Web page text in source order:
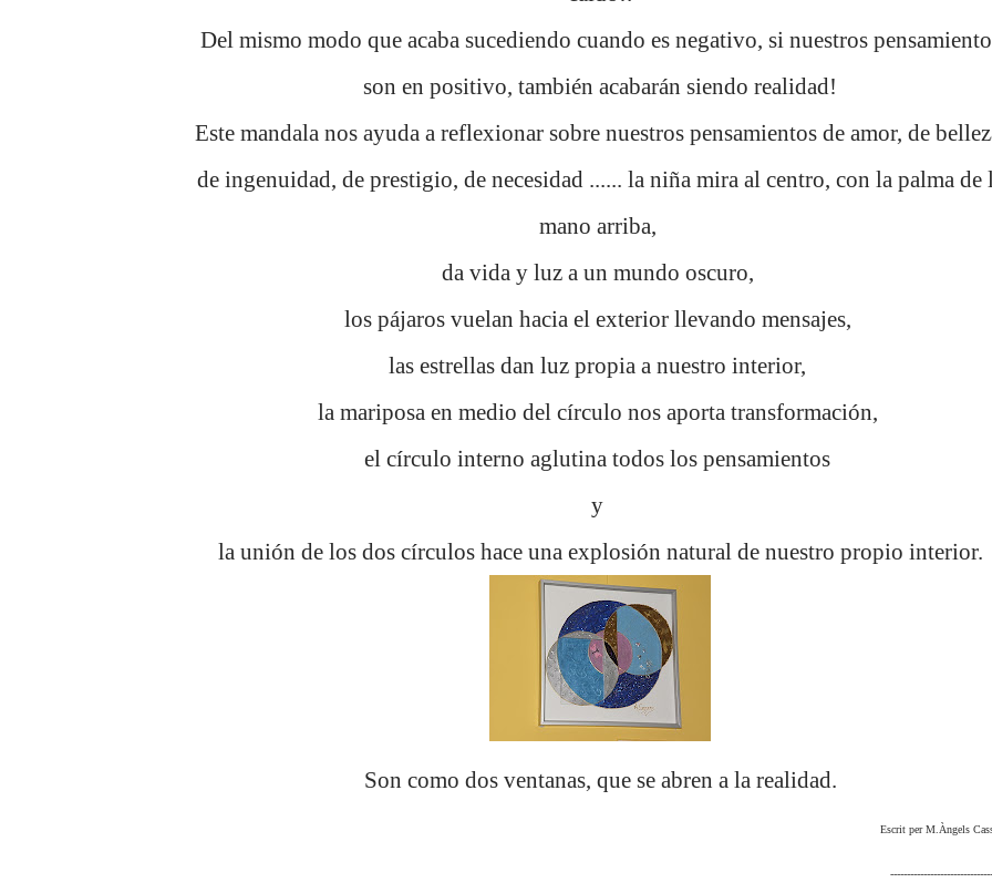
Del mismo modo que acaba sucediendo cuando es negativo, si nuestros
son en positivo, también acabarán siendo realidad!
Este mandala nos ayuda a reflexionar sobre nuestros pensamientos de amor, de
de ingenuidad, de prestigio, de necesidad ...... la niña mira al centro, con la palma de
mano arriba,
da vida y luz a un mundo oscuro,
los pájaros vuelan hacia el exterior llevando mensajes,
las estrellas dan luz propia a nuestro interior,
la mariposa en medio del círculo nos aporta transformación,
el círculo interno aglutina todos los pensamientos
y
la unión de los dos círculos hace una explosión natural de nuestro propio interior.
Son como dos ventanas, que se abren a la realidad.
Escrit per M.Àngels